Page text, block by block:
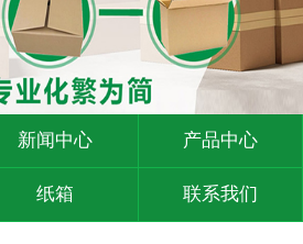
新闻中心 产品中心
纸箱 联系我们